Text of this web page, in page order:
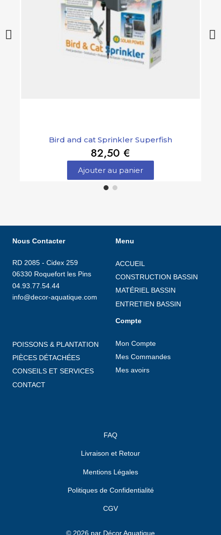
Bird and cat Sprinkler Superfish
82,50 €
Ajouter au panier
Nous Contacter
RD 2085 - Cidex 259
06330 Roquefort les Pins
04.93.77.54.44
info@decor-aquatique.com
Menu
ACCUEIL
CONSTRUCTION BASSIN
MATÉRIEL BASSIN
ENTRETIEN BASSIN
POISSONS & PLANTATION
PIÈCES DÉTACHÉES
CONSEILS ET SERVICES
CONTACT
Compte
Mon Compte
Mes Commandes
Mes avoirs
FAQ
Livraison et Retour
Mentions Légales
Politiques de Confidentialité
CGV
© 2026 par Décor Aquatique